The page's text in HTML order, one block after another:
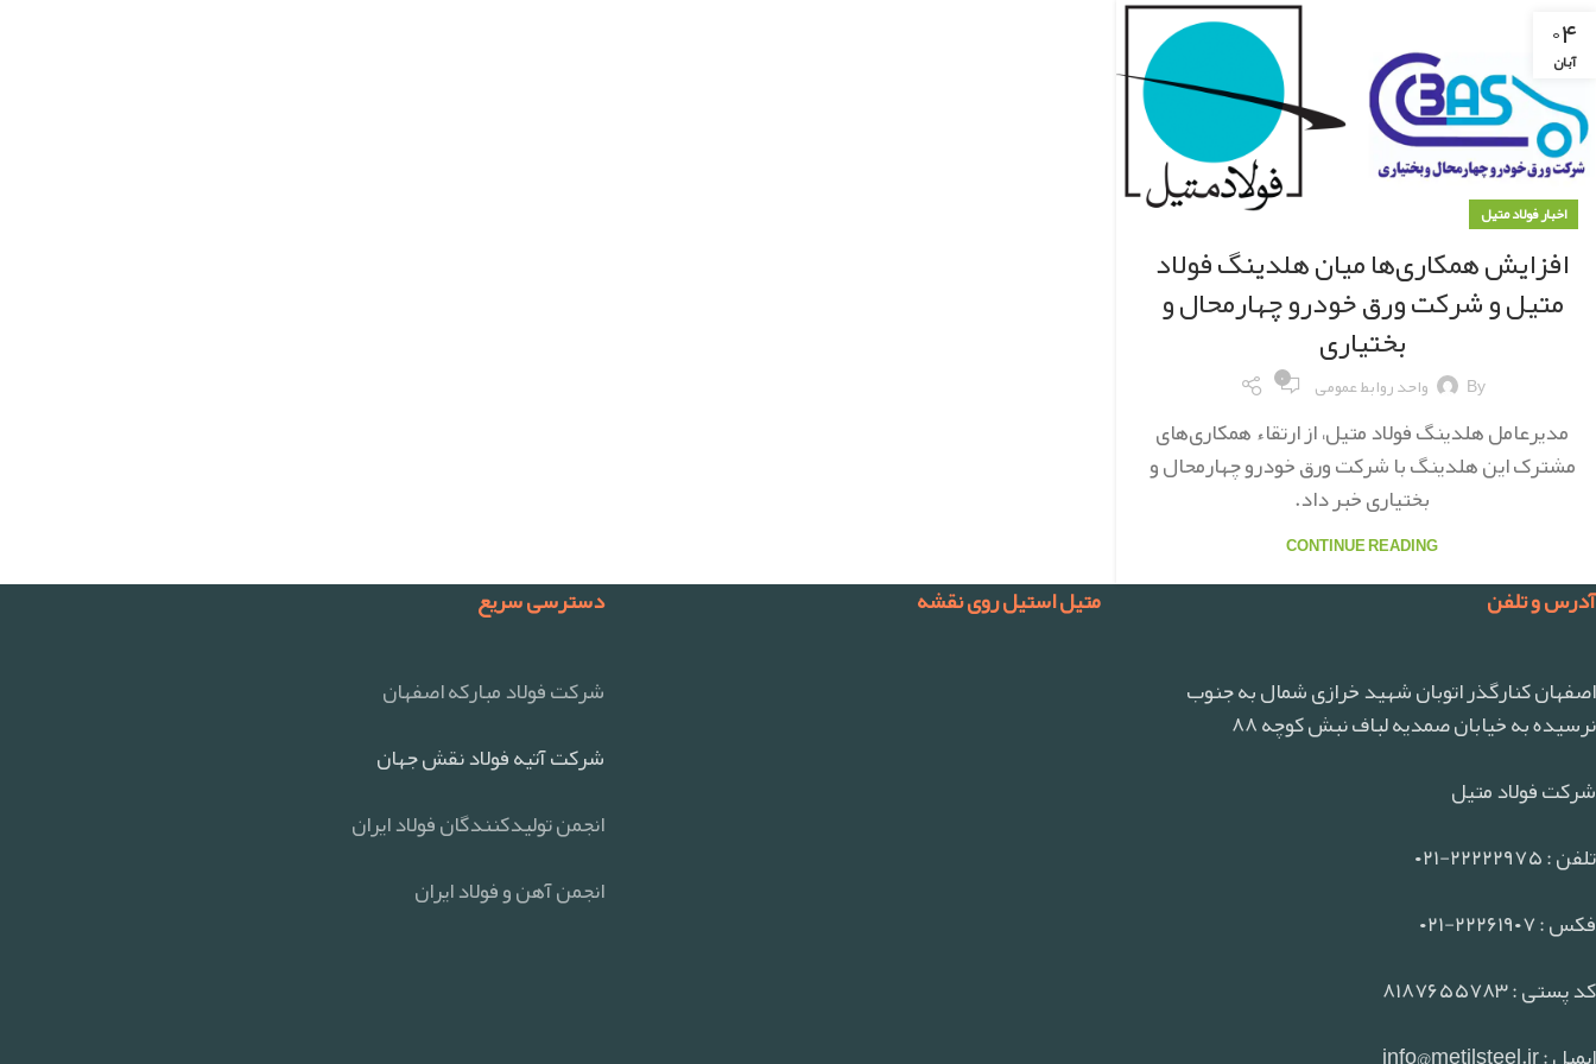
۰۴
آبان
اخبار فولاد متیل
افزایش همکاری‌ها میان هلدینگ فولاد
متیل و شرکت ورق خودرو چهارمحال و
بختیاری
By واحد روابط عمومی ۰
مدیرعامل هلدینگ فولاد متیل، از ارتقاء همکاری‌های
مشترک این هلدینگ با شرکت ورق خودرو چهارمحال و
بختیاری خبر داد.
CONTINUE READING
آدرس و تلفن
اصفهان کنارگذر اتوبان شهید خرازی شمال به جنوب
نرسیده به خیابان صمدیه لباف نبش کوچه ۸۸
شرکت فولاد متیل
تلفن : ۲۲۲۲۲۹۷۵-۰۲۱
فکس : ۲۲۲۶۱۹۰۷-۰۲۱
کد پستی : ۸۱۸۷۶۵۵۷۸۳
متیل استیل روی نقشه دسترسی سریع
شرکت فولاد مبارکه اصفهان
شرکت آتیه فولاد نقش جهان
انجمن تولیدکنندگان فولاد ایران
انجمن آهن و فولاد ایران